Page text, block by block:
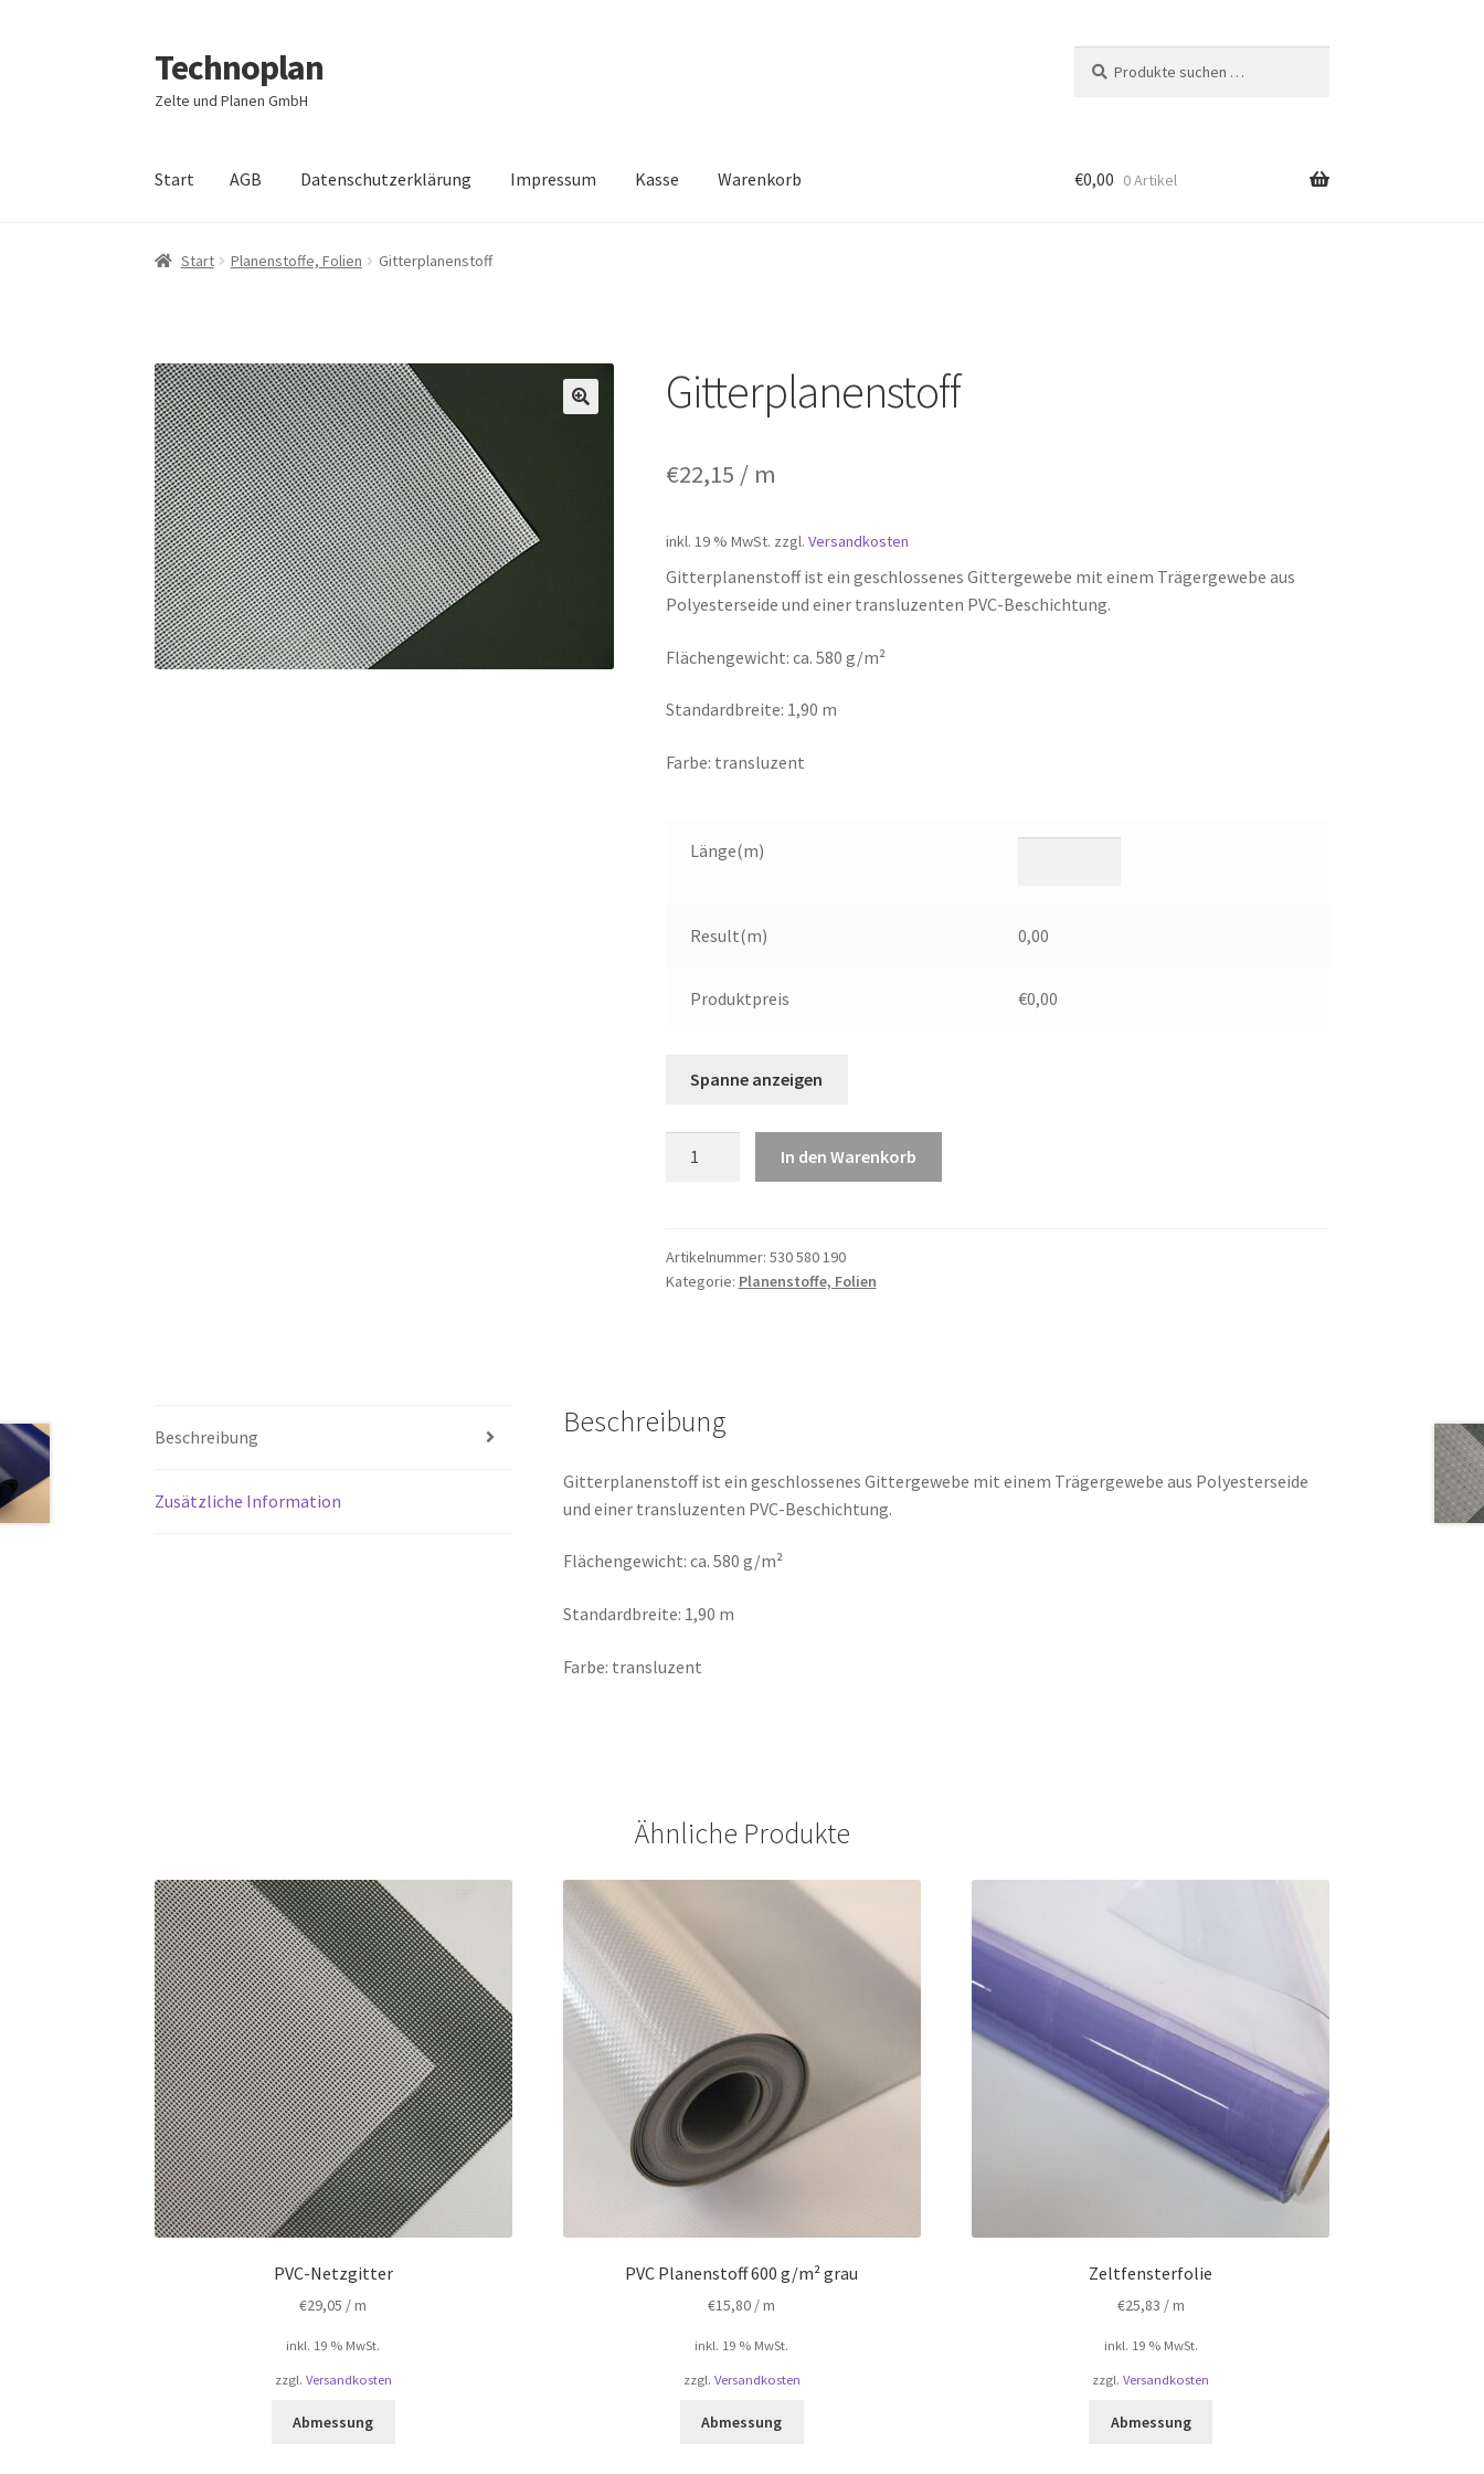
Zur
Navigation
springen
Zum
Inhalt
springen
Technoplan
Zelte und Planen GmbH
nach:
Start AGB Datenschutzerklärung Impressum Kasse Warenkorb
Start AGB Datenschutzerklärung Impressum
€0,00 0 Artikel
Start Planenstoffe, Folien Gitterplanenstoff
Gitterplanenstoff
€22,15 / m
inkl. 19 % MwSt. zzgl. Versandkosten
Gitterplanenstoff ist ein geschlossenes Gittergewebe mit einem Trägergewebe aus
Polyesterseide und einer transluzenten PVC-Beschichtung.
Flächengewicht: ca. 580 g/m²
Standardbreite: 1,90 m
Farbe: transluzent
Länge(m)
Result(m) 0,00
Produktpreis €0,00
In den Warenkorb
Artikelnummer: 530 580 190
Kategorie: Planenstoffe, Folien
Beschreibung
Zusätzliche Information
Beschreibung
Gitterplanenstoff ist ein geschlossenes Gittergewebe mit einem Trägergewebe aus Polyesterseide
und einer transluzenten PVC-Beschichtung.
Flächengewicht: ca. 580 g/m²
Standardbreite: 1,90 m
Farbe: transluzent
Ähnliche Produkte
PVC-Netzgitter
€29,05 / m
inkl. 19 % MwSt.
zzgl. Versandkosten
Abmessung
PVC Planenstoff 600 g/m² grau
€15,80 / m
inkl. 19 % MwSt.
zzgl. Versandkosten
Abmessung
Zeltfensterfolie
€25,83 / m
inkl. 19 % MwSt.
zzgl.Versandkosten
Abmessung